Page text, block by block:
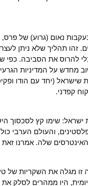
נאום (גרוע) של
זהו תהליך שלא ניתן
להרוס את הסביבה. כפי
על המדיניות
(יחד עם הודו
קפדני.
שימו קץ לסכסוך
והעולם הערבי
שלה. אמרנו
זו מגלה את השקריות של
היו ממהרים לסלק